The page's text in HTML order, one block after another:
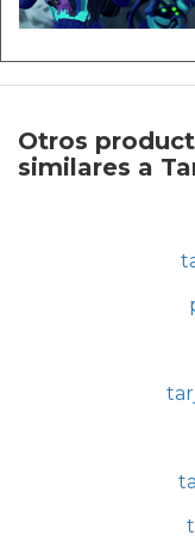
Otros
similares a